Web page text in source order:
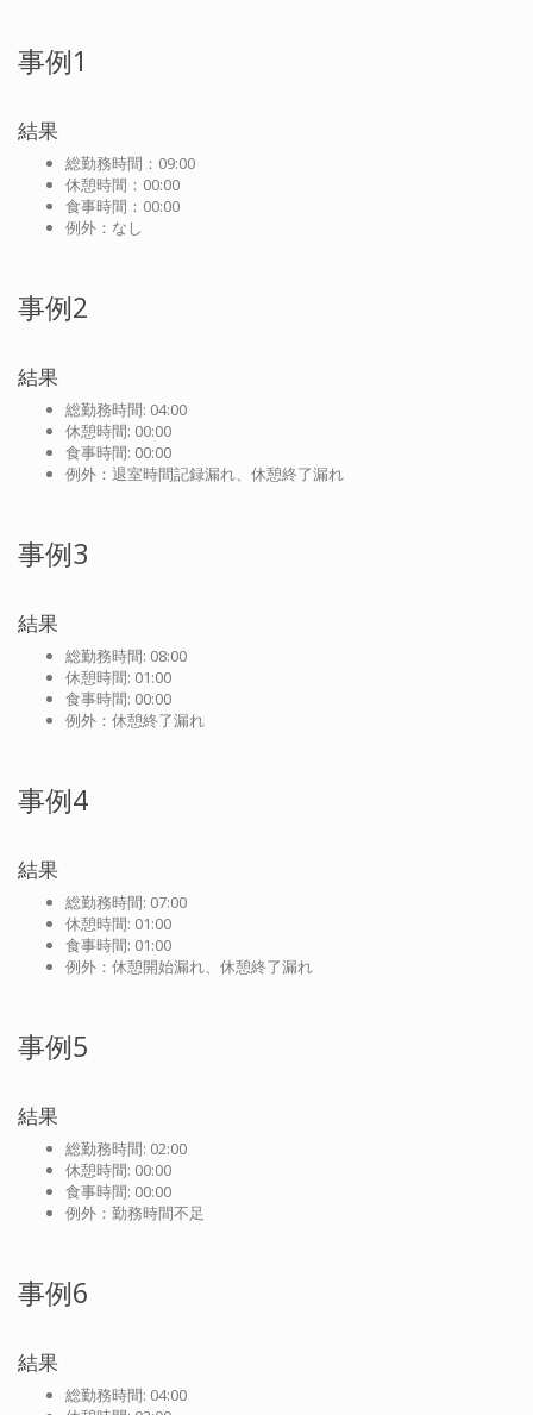
事例1
結果
総勤務時間：09:00
休憩時間：00:00
食事時間：00:00
例外：なし
事例2
結果
総勤務時間: 04:00
休憩時間: 00:00
食事時間: 00:00
例外：退室時間記録漏れ、休憩終了漏れ
事例3
結果
総勤務時間: 08:00
休憩時間: 01:00
食事時間: 00:00
例外：休憩終了漏れ
事例4
結果
総勤務時間: 07:00
休憩時間: 01:00
食事時間: 01:00
例外：休憩開始漏れ、休憩終了漏れ
事例5
結果
総勤務時間: 02:00
休憩時間: 00:00
食事時間: 00:00
例外：勤務時間不足
事例6
結果
総勤務時間: 04:00